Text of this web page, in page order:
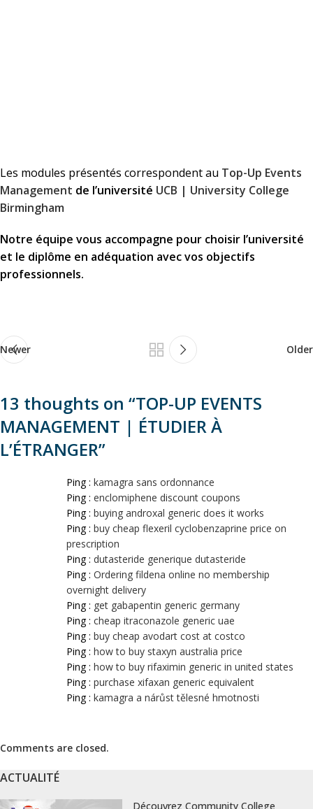
Les modules présentés correspondent au Top-Up Events
Management de l’université UCB | University College
Birmingham
Notre équipe vous accompagne pour choisir l’université
et le diplôme en adéquation avec vos objectifs
professionnels.
Newer Older
13 thoughts on “TOP-UP EVENTS
MANAGEMENT | ÉTUDIER À
L’ÉTRANGER”
Ping : kamagra sans ordonnance
Ping : enclomiphene discount coupons
Ping : buying androxal generic does it works
Ping : buy cheap flexeril cyclobenzaprine price on
prescription
Ping : dutasteride generique dutasteride
Ping : Ordering fildena online no membership
overnight delivery
Ping : get gabapentin generic germany
Ping : cheap itraconazole generic uae
Ping : buy cheap avodart cost at costco
Ping : how to buy staxyn australia price
Ping : how to buy rifaximin generic in united states
Ping : purchase xifaxan generic equivalent
Ping : kamagra a nárůst tělesné hmotnosti
Comments are closed.
ACTUALITÉ
Découvrez Community College